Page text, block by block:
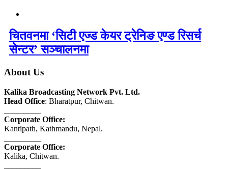
चितवनमा ‘सिटी एज्ड केयर ट्रेनिङ एण्ड रिसर्च
सेन्टर’ सञ्चालनमा
About Us
Kalika Broadcasting Network Pvt. Ltd.
Head Office: Bharatpur, Chitwan.
Corporate Office:
Kantipath, Kathmandu, Nepal.
Corporate Office:
Kalika, Chitwan.